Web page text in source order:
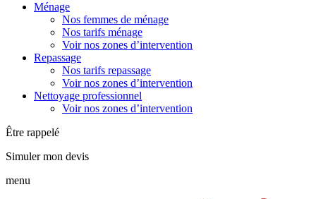
Ménage
Nos femmes de ménage
Nos tarifs ménage
Voir nos zones d’intervention
Repassage
Nos tarifs repassage
Voir nos zones d’intervention
Nettoyage professionnel
Voir nos zones d’intervention
Être rappelé
Simuler mon devis
menu